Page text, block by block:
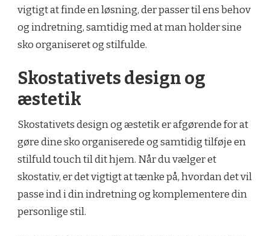
vigtigt at finde en løsning, der passer til ens behov
og indretning, samtidig med at man holder sine
sko organiseret og stilfulde.
Skostativets design og
æstetik
Skostativets design og æstetik er afgørende for at
gøre dine sko organiserede og samtidig tilføje en
stilfuld touch til dit hjem. Når du vælger et
skostativ, er det vigtigt at tænke på, hvordan det vil
passe ind i din indretning og komplementere din
personlige stil.